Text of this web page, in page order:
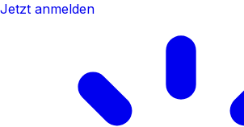
Jetzt anmelden